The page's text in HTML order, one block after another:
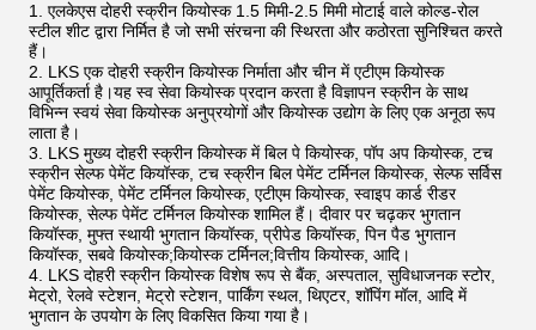
एलकेएस दोहरी स्क्रीन कियोस्क 1.5 मिमी-2.5 मिमी मोटाई वाले कोल्ड-रोल
स्टील शीट द्वारा निर्मित है जो सभी संरचना की स्थिरता और कठोरता सुनिश्चित करते
हैं।
LKS एक दोहरी स्क्रीन कियोस्क निर्माता और चीन में एटीएम कियोस्क
आपूर्तिकर्ता है।यह स्व सेवा कियोस्क प्रदान करता है विज्ञापन स्क्रीन के साथ
विभिन्न स्वयं सेवा कियोस्क अनुप्रयोगों और कियोस्क उद्योग के लिए एक अनूठा रूप
लाता है।
LKS मुख्य दोहरी स्क्रीन कियोस्क में बिल पे कियोस्क, पॉप अप कियोस्क, टच
स्क्रीन सेल्फ पेमेंट कियॉस्क, टच स्क्रीन बिल पेमेंट टर्मिनल कियोस्क, सेल्फ सर्विस
पेमेंट कियोस्क, पेमेंट टर्मिनल कियोस्क, एटीएम कियोस्क, स्वाइप कार्ड रीडर
कियोस्क, सेल्फ पेमेंट टर्मिनल कियोस्क शामिल हैं। दीवार पर चढ़कर भुगतान
कियॉस्क, मुफ्त स्थायी भुगतान कियॉस्क, प्रीपेड कियॉस्क, पिन पैड भुगतान
कियॉस्क, सबवे कियोस्क;कियोस्क टर्मिनल;वित्तीय कियोस्क, आदि।
LKS दोहरी स्क्रीन कियोस्क विशेष रूप से बैंक, अस्पताल, सुविधाजनक स्टोर,
मेट्रो, रेलवे स्टेशन, मेट्रो स्टेशन, पार्किंग स्थल, थिएटर, शॉपिंग मॉल, आदि में
भुगतान के उपयोग के लिए विकसित किया गया है।